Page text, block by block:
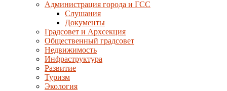
Администрация города и ГСС
Слушания
Документы
Градсовет и Архсекция
Общественный градсовет
Недвижимость
Инфраструктура
Развитие
Туризм
Экология